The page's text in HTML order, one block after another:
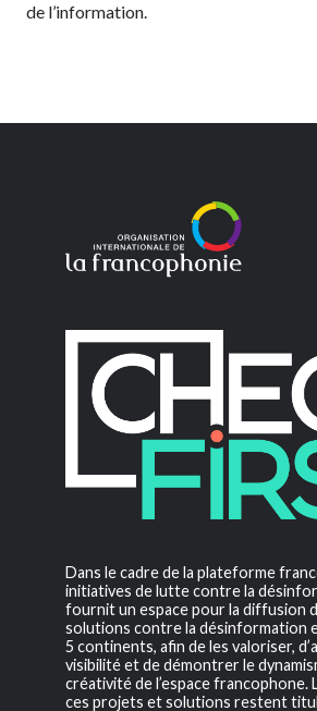
de l’information.
Dans le cadre de la plateforme
initiatives de lutte contre la
fournit un espace pour la diffusion
solutions contre la désinformation
5 continents, afin de les valoriser,
visibilité et de démontrer le
créativité de l’espace francophone.
ces projets et solutions restent